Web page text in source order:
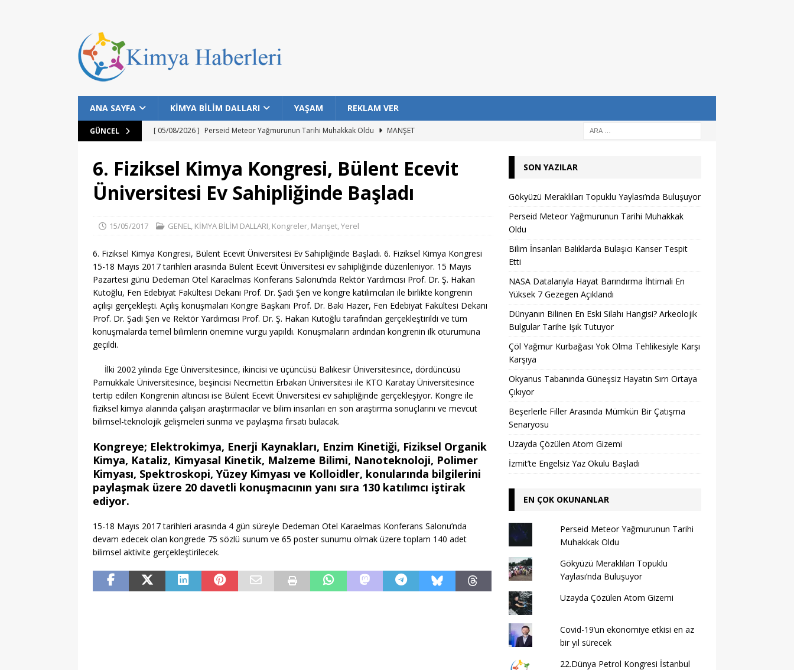
ANA SAYFA KİMYA BİLİM DALLARI YAŞAM REKLAM VER
GÜNCEL [ 05/08/2026 ] Perseid Meteor Yağmurunun Tarihi Muhakkak Oldu
MANŞET
[ 25/07/2026 ]
NASA Datalarıyla Hayat Barındırma İhtimali En Yüksek 7 Gezegen Açıklandı
MANŞET
MANŞET
[ 05/08/2026 ] Gökyüzü Meraklıları Topuklu Yaylası’nda Buluşuyor MANŞET
6. Fiziksel Kimya Kongresi, Bülent Ecevit
Üniversitesi Ev Sahipliğinde Başladı
15/05/2017 GENEL, KİMYA BİLİM DALLARI, Kongreler, Manşet,Yerel
6. Fiziksel Kimya Kongresi, Bülent Ecevit Üniversitesi Ev Sahipliğinde Başladı. 6. Fiziksel Kimya Kongresi
15-18 Mayıs 2017 tarihleri arasında Bülent Ecevit Üniversitesi ev sahipliğinde düzenleniyor. 15 Mayıs
Pazartesi günü Dedeman Otel Karaelmas Konferans Salonu’nda Rektör Yardımcısı Prof. Dr. Ş. Hakan
Kutoğlu, Fen Edebiyat Fakültesi Dekanı Prof. Dr. Şadi Şen ve kongre katılımcıları ile birlikte kongrenin
açılışı gerçekleşti. Açılış konuşmaları Kongre Başkanı Prof. Dr. Baki Hazer, Fen Edebiyat Fakültesi Dekanı
Prof. Dr. Şadi Şen ve Rektör Yardımcısı Prof. Dr. Ş. Hakan Kutoğlu tarafından gerçekleştirildi ve tüm
konuşmalarda temel bilimlerin önemine vurgu yapıldı. Konuşmaların ardından kongrenin ilk oturumuna
geçildi.
İlki 2002 yılında Ege Üniversitesince, ikincisi ve üçüncüsü Balıkesir Üniversitesince, dördüncüsü
Pamukkale Üniversitesince, beşincisi Necmettin Erbakan Üniversitesi ile KTO Karatay Üniversitesince
tertip edilen Kongrenin altıncısı ise Bülent Ecevit Üniversitesi ev sahipliğinde gerçekleşiyor. Kongre ile
fiziksel kimya alanında çalışan araştırmacılar ve bilim insanları en son araştırma sonuçlarını ve mevcut
bilimsel-teknolojik gelişmeleri sunma ve paylaşma fırsatı bulacak.
Kongreye; Elektrokimya, Enerji Kaynakları, Enzim Kinetiği, Fiziksel Organik
Kimya, Kataliz, Kimyasal Kinetik, Malzeme Bilimi, Nanoteknoloji, Polimer
Kimyası, Spektroskopi, Yüzey Kimyası ve Kolloidler, konularında bilgilerini
paylaşmak üzere 20 davetli konuşmacının yanı sıra 130 katılımcı iştirak
ediyor.
15-18 Mayıs 2017 tarihleri arasında 4 gün süreyle Dedeman Otel Karaelmas Konferans Salonu’nda
devam edecek olan kongrede 75 sözlü sunum ve 65 poster sunumu olmak üzere toplam 140 adet
bilimsel aktivite gerçekleştirilecek.
SON YAZILAR
Gökyüzü Meraklıları Topuklu Yaylası’nda Buluşuyor
Perseid Meteor Yağmurunun Tarihi Muhakkak
Oldu
Bilim İnsanları Balıklarda Bulaşıcı Kanser Tespit
Etti
NASA Datalarıyla Hayat Barındırma İhtimali En
Yüksek 7 Gezegen Açıklandı
Dünyanın Bilinen En Eski Silahı Hangisi? Arkeolojik
Bulgular Tarihe Işık Tutuyor
Çöl Yağmur Kurbağası Yok Olma Tehlikesiyle Karşı
Karşıya
Okyanus Tabanında Güneşsiz Hayatın Sırrı Ortaya
Çıkıyor
Beşerlerle Filler Arasında Mümkün Bir Çatışma
Senaryosu
Uzayda Çözülen Atom Gizemi
İzmit’te Engelsiz Yaz Okulu Başladı
EN ÇOK OKUNANLAR
Perseid Meteor Yağmurunun Tarihi
Muhakkak Oldu
Gökyüzü Meraklıları Topuklu
Yaylası’nda Buluşuyor
Uzayda Çözülen Atom Gizemi
Covid-19’un ekonomiye etkisi en az
bir yıl sürecek
22.Dünya Petrol Kongresi İstanbul